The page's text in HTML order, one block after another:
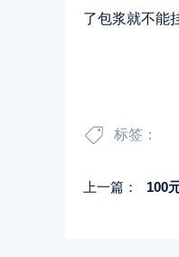
了包浆就不能
标签：
上一篇： 100